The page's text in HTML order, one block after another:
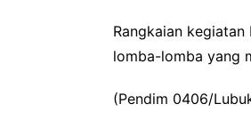
Rangkaian
lomba-lomba yang
(Pendim 0406/